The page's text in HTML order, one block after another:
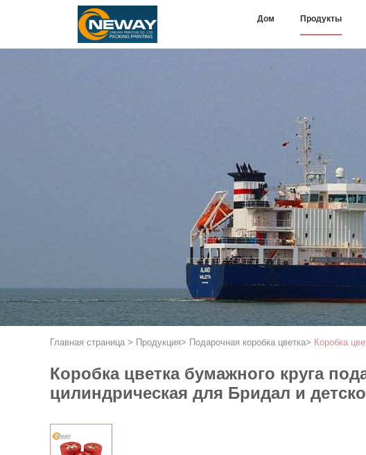
Дом Продукты
Главная страница > Продукция> Подарочная коробка цветка> Коробка
Коробка цветка бумажного круга
цилиндрическая для Бридал и